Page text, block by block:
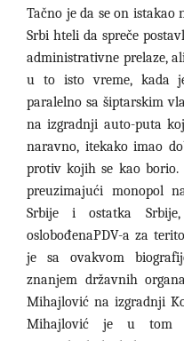
Tačno je da se on istakao
Srbi hteli da spreče
administrativne prelaze,
u to isto vreme, kada
paralelno sa šiptarskim
na izgradnji auto-puta
naravno, itekako imao
protiv kojih se kao borio.
preuzimajući monopol
Srbije i ostatka
oslobođenaPDV-a za
je sa ovakvom
znanjem državnih
Mihajlović na izgradnji
Mihajlović je u